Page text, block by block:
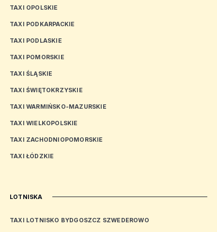
TAXI OPOLSKIE
TAXI PODKARPACKIE
TAXI PODLASKIE
TAXI POMORSKIE
TAXI ŚLĄSKIE
TAXI ŚWIĘTOKRZYSKIE
TAXI WARMIŃSKO-MAZURSKIE
TAXI WIELKOPOLSKIE
TAXI ZACHODNIOPOMORSKIE
TAXI ŁÓDZKIE
LOTNISKA
TAXI LOTNISKO BYDGOSZCZ SZWEDEROWO